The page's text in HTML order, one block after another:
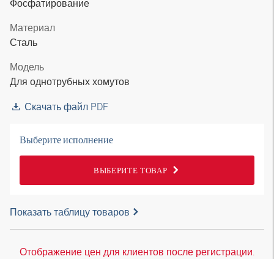
Фосфатирование
Материал
Сталь
Модель
Для однотрубных хомутов
Скачать файл PDF
Выберите исполнение
ВЫБЕРИТЕ ТОВАР
Показать таблицу товаров
Отображение цен для клиентов после регистрации.